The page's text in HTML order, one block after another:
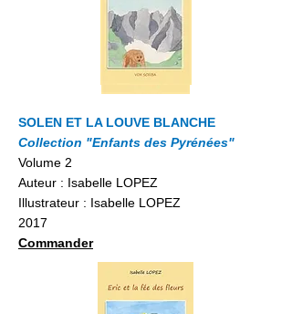
SOLEN ET LA LOUVE BLANCHE
Collection "Enfants des Pyrénées"
Volume 2
Auteur : Isabelle LOPEZ
Illustrateur : Isabelle LOPEZ
2017
Commander